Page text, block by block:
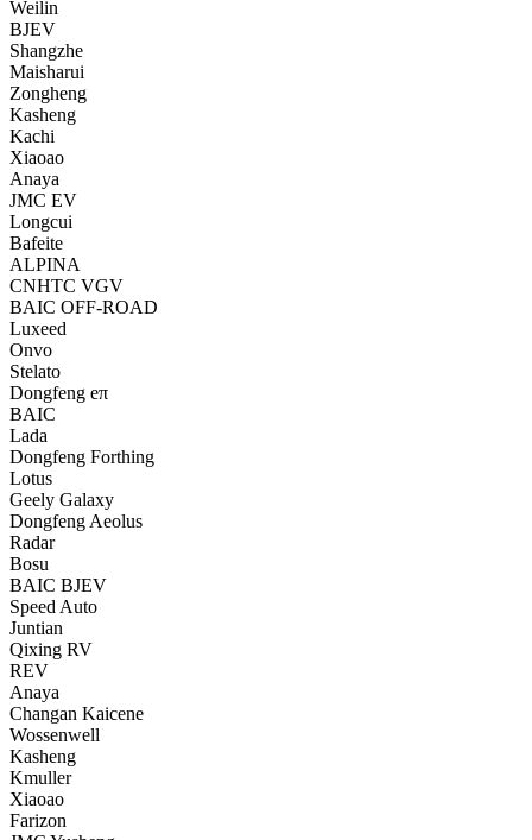
Weilin
BJEV
Shangzhe
Maisharui
Zongheng
Kasheng
Kachi
Xiaoao
Anaya
JMC EV
Longcui
Bafeite
ALPINA
CNHTC VGV
BAIC OFF-ROAD
Luxeed
Onvo
Stelato
Dongfeng eπ
BAIC
Lada
Dongfeng Forthing
Lotus
Geely Galaxy
Dongfeng Aeolus
Radar
Bosu
BAIC BJEV
Speed Auto
Juntian
Qixing RV
REV
Anaya
Changan Kaicene
Wossenwell
Kasheng
Kmuller
Xiaoao
Farizon